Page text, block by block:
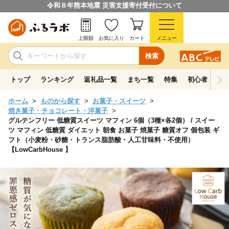
令和８年熊本地震 災害支援寄付受付について
検索
上限額 お気に入り カート メニュー
トップ ランキング 返礼品一覧 まち一覧 特集 初心者ガイド
ホーム ものから探す
お菓子・スイーツ
焼き菓子・チョコレート・洋菓子
グルテンフリー 低糖質スイーツ マフィン 6個（3種×各2個） / スイー
ツ マフィン 低糖質 ダイエット 朝食 お菓子 焼菓子 糖質オフ 個包装 ギ
フト（小麦粉・砂糖・トランス脂肪酸・人工甘味料・不使用）
【LowCarbHouse 】